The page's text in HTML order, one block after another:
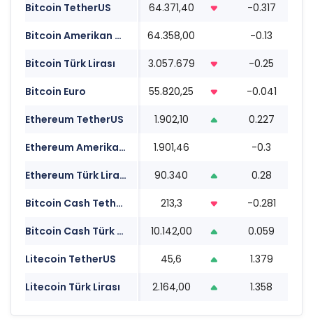
Bitcoin TetherUS
64.371,40 -0.317
Bitcoin Amerikan Doları
64.358,00 -0.13
Bitcoin Türk Lirası
3.057.679 -0.25
Bitcoin Euro
55.820,25 -0.041
Ethereum TetherUS
1.902,10 0.227
Ethereum Amerikan Doları
1.901,46 -0.3
Ethereum Türk Lirası
90.340 0.28
Bitcoin Cash TetherUS
213,3 -0.281
Bitcoin Cash Türk Lirası
10.142,00 0.059
Litecoin TetherUS
45,6 1.379
Litecoin Türk Lirası
2.164,00 1.358